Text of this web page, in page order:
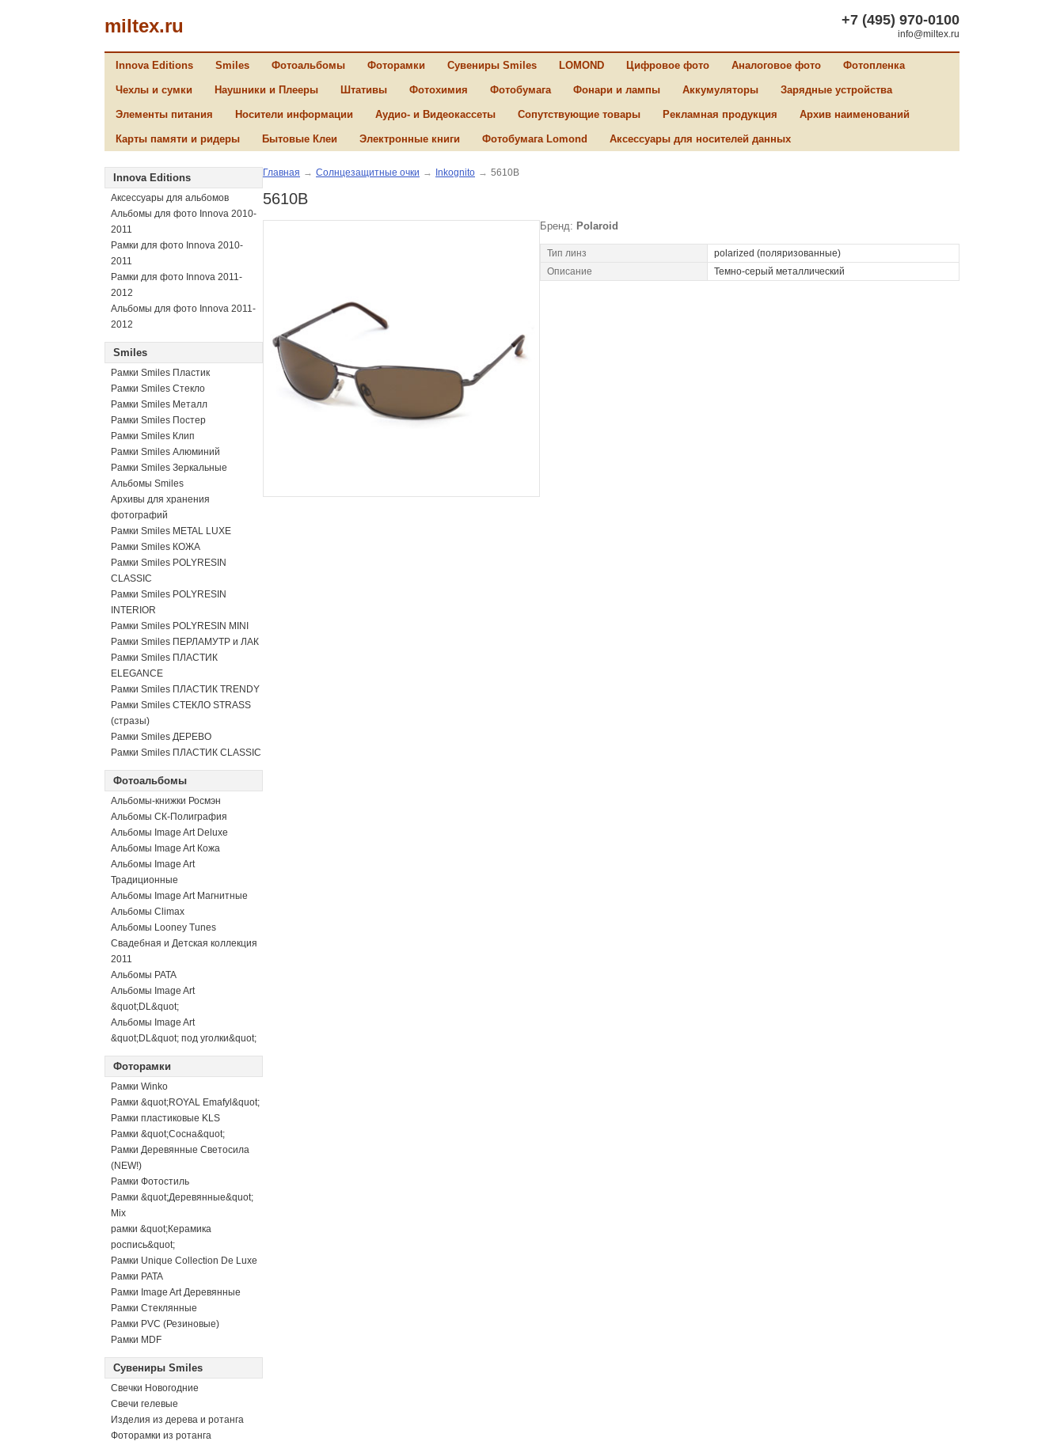
miltex.ru +7 (495) 970-0100
info@miltex.ru
Innova Editions Smiles Фотоальбомы Фоторамки Сувениры Smiles LOMOND Цифровое фото Аналоговое фото Фотопленка
Чехлы и сумки Наушники и Плееры Штативы Фотохимия Фотобумага Фонари и лампы Аккумуляторы Зарядные устройства
Элементы питания Носители информации Аудио- и Видеокассеты Сопутствующие товары Рекламная продукция Архив наименований
Карты памяти и ридеры Бытовые Клеи Электронные книги Фотобумага Lomond Аксессуары для носителей данных
Innova Editions
Аксессуары для альбомов
Альбомы для фото Innova 2010-
2011
Рамки для фото Innova 2010-
2011
Рамки для фото Innova 2011-
2012
Альбомы для фото Innova 2011-
2012
Smiles
Рамки Smiles Пластик
Рамки Smiles Стекло
Рамки Smiles Металл
Рамки Smiles Постер
Рамки Smiles Клип
Рамки Smiles Алюминий
Рамки Smiles Зеркальные
Альбомы Smiles
Архивы для хранения
фотографий
Рамки Smiles METAL LUXE
Рамки Smiles КОЖА
Рамки Smiles POLYRESIN
CLASSIC
Рамки Smiles POLYRESIN
INTERIOR
Рамки Smiles POLYRESIN MINI
Рамки Smiles ПЕРЛАМУТР и ЛАК
Рамки Smiles ПЛАСТИК
ELEGANCE
Рамки Smiles ПЛАСТИК TRENDY
Рамки Smiles СТЕКЛО STRASS
(стразы)
Рамки Smiles ДЕРЕВО
Рамки Smiles ПЛАСТИК CLASSIC
Фотоальбомы
Альбомы-книжки Росмэн
Альбомы СК-Полиграфия
Альбомы Image Art Deluxe
Альбомы Image Art Кожа
Альбомы Image Art
Традиционные
Альбомы Image Art Магнитные
Альбомы Climax
Альбомы Looney Tunes
Свадебная и Детская коллекция
2011
Альбомы PATA
Альбомы Image Art
&quot;DL&quot;
Альбомы Image Art
&quot;DL&quot; под уголки&quot;
Фоторамки
Рамки Winko
Рамки &quot;ROYAL Emafyl&quot;
Рамки пластиковые KLS
Рамки &quot;Сосна&quot;
Рамки Деревянные Светосила
(NEW!)
Рамки Фотостиль
Рамки &quot;Деревянные&quot;
Mix
рамки &quot;Керамика
роспись&quot;
Рамки Unique Collection De Luxe
Рамки PATA
Рамки Image Art Деревянные
Рамки Стеклянные
Рамки PVC (Резиновые)
Рамки MDF
Сувениры Smiles
Свечки Новогодние
Свечи гелевые
Изделия из дерева и ротанга
Фоторамки из ротанга
Главная → Солнцезащитные очки → Inkognito → 5610B
5610B
Бренд: Polaroid
Тип линз
polarized (поляризованные)
Описание
Темно-серый металлический